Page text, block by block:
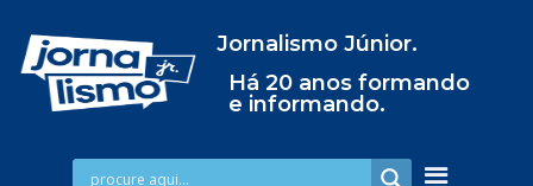
Jornalismo Júnior.
Há 20 anos formando
e informando.